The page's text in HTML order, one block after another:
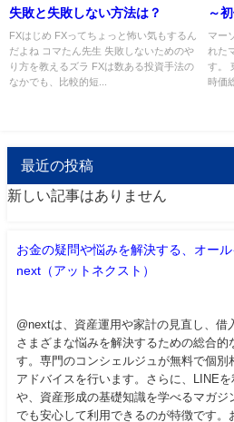
失敗と失敗しない方法は？
FXはじめ FXってちょっと怖い気もするん
だよね コマたん先生 失敗しないためのや
り方を教えるズラ FXは数ある投資手法の
なかでも、比較的短...
～
マー
れた
す。
時価
最近の投稿
新しい記事はありません
お金の疑問や悩みを解決する、オー
next（アットネクスト）
@nextは、資産運用や家計の見直し、借
さまざまな悩みを解決するための総合的
す。専門のコンシェルジュが無料で個別
アドバイスを行います。さらに、LINE
や、資産形成の基礎知識を学べるマガジ
でも安心して利用できるのが特徴です。